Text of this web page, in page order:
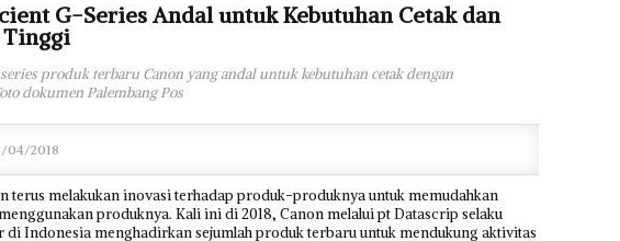
G-Series Andal untuk Kebutuhan Cetak dan
produk terbaru Canon yang andal untuk kebutuhan cetak dengan
dokumen Palembang Pos
04/2018
terus melakukan inovasi terhadap produk-produknya untuk memudahkan
produknya. Kali ini di 2018, Canon melalui pt Datascrip selaku
Indonesia menghadirkan sejumlah produk terbaru untuk mendukung aktivitas